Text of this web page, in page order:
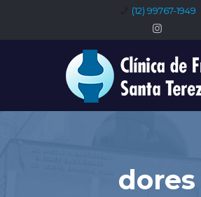
(12) 99767-1949
dores